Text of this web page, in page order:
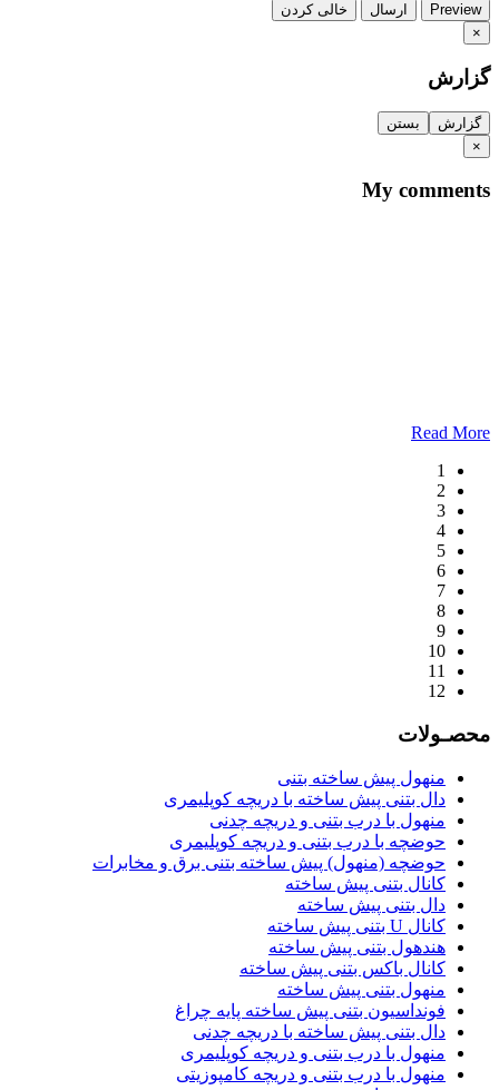
Preview ارسال
خالی کردن
×
گزارش
گزارش
بستن
×
My comments
Read More
1
2
3
4
5
6
7
8
9
10
11
12
محصـولات
منهول پیش ساخته بتنی
دال بتنی پیش ساخته با دریچه کوپلیمری
منهول با درب بتنی و دریچه چدنی
حوضچه با درب بتنی و دریچه کوپلیمری
حوضچه (منهول) پیش ساخته بتنی برق و مخابرات
کانال بتنی پیش ساخته
دال بتنی پیش ساخته
کانال U بتنی پیش ساخته
هندهول بتنی پیش ساخته
کانال باکس بتنی پیش ساخته
منهول بتنی پیش ساخته
فونداسیون بتنی پیش ساخته پایه چراغ
دال بتنی پیش ساخته با دریچه چدنی
منهول با درب بتنی و دریچه کوپلیمری
منهول با درب بتنی و دریچه کامپوزیتی